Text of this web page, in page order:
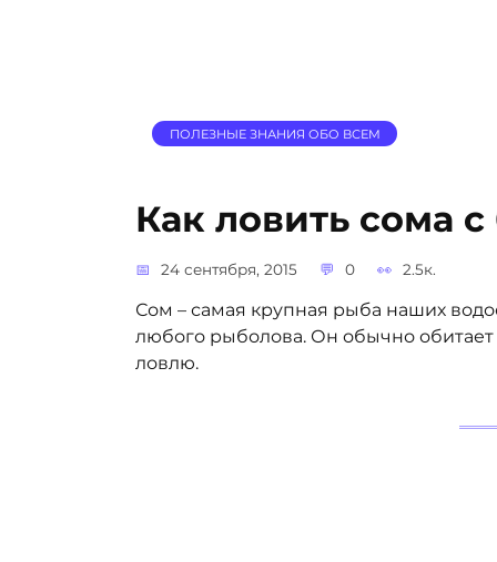
ПОЛЕЗНЫЕ ЗНАНИЯ ОБО ВСЕМ
Как ловить сома
24 сентября, 2015 0 2.5к.
Сом – самая крупная рыба наших
любого рыболова. Он обычно обитает
ловлю.